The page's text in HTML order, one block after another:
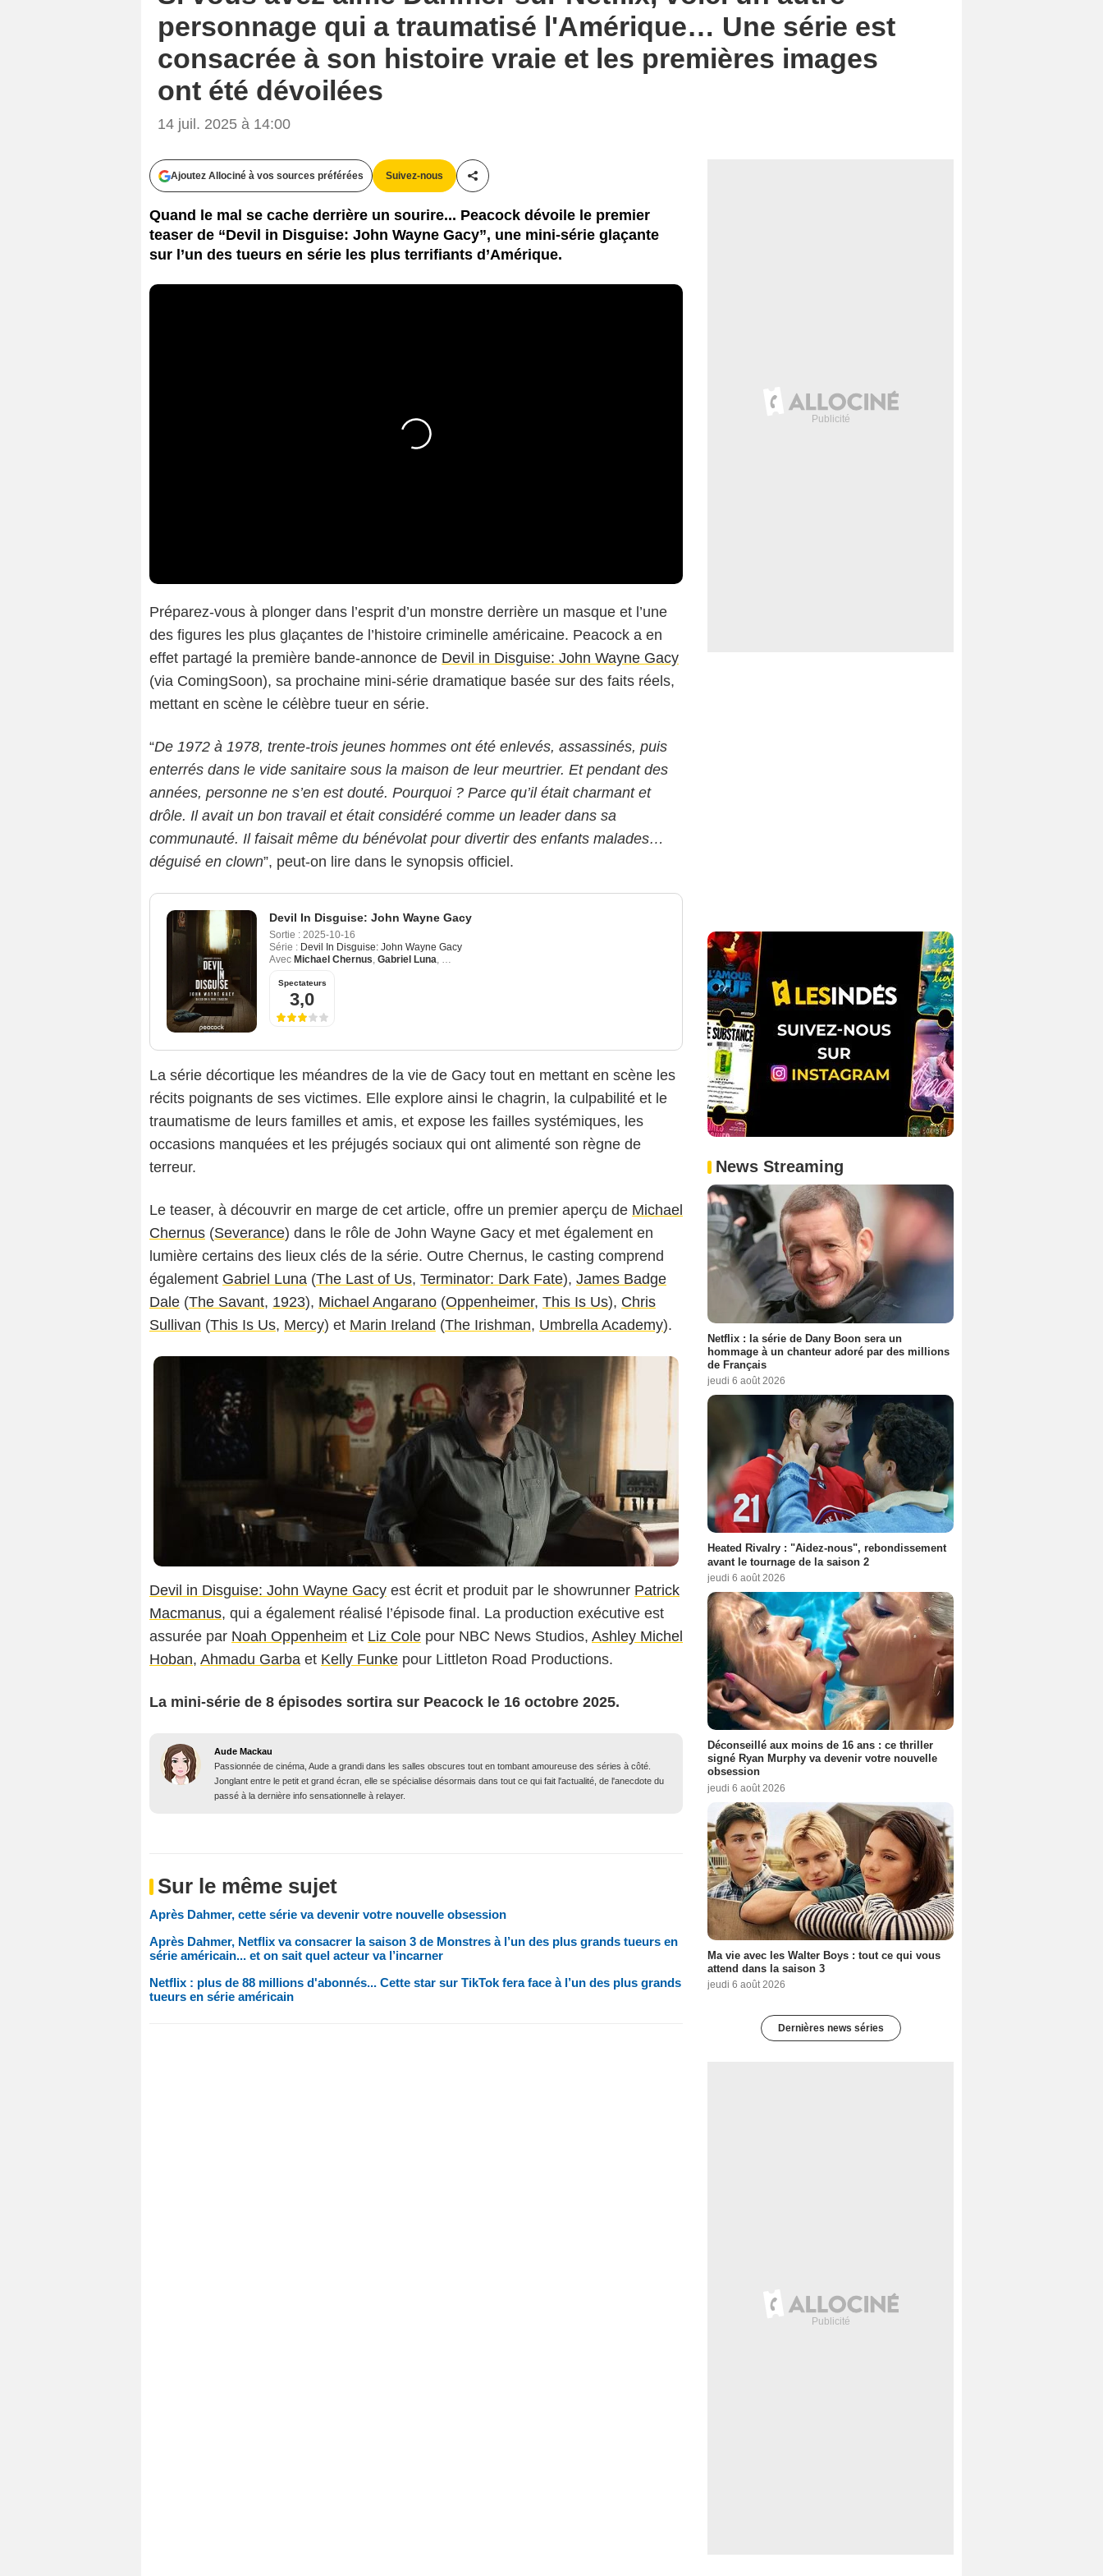
personnage qui a traumatisé l'Amérique… Une série est
consacrée à son histoire vraie et les premières images
ont été dévoilées
14 juil. 2025 à 14:00
Ajoutez Allociné à vos sources préférées Suivez-nous
Partager cet article
Quand le mal se cache derrière un sourire... Peacock dévoile le premier
teaser de “Devil in Disguise: John Wayne Gacy”, une mini-série glaçante
sur l’un des tueurs en série les plus terrifiants d’Amérique.
Préparez-vous à plonger dans l’esprit d’un monstre derrière un masque et l’une
des figures les plus glaçantes de l’histoire criminelle américaine. Peacock a en
effet partagé la première bande-annonce de Devil in Disguise: John Wayne Gacy
(via ComingSoon), sa prochaine mini-série dramatique basée sur des faits réels,
mettant en scène le célèbre tueur en série.
“De 1972 à 1978, trente-trois jeunes hommes ont été enlevés, assassinés, puis
enterrés dans le vide sanitaire sous la maison de leur meurtrier. Et pendant des
années, personne ne s’en est douté. Pourquoi ? Parce qu’il était charmant et
drôle. Il avait un bon travail et était considéré comme un leader dans sa
communauté. Il faisait même du bénévolat pour divertir des enfants malades…
déguisé en clown”, peut-on lire dans le synopsis officiel.
Devil In Disguise: John Wayne Gacy
Sortie : 2025-10-16
Série : Devil In Disguise: John Wayne Gacy
Avec Michael Chernus, Gabriel Luna, James Badge Dale
Spectateurs
3,0
La série décortique les méandres de la vie de Gacy tout en mettant en scène les
récits poignants de ses victimes. Elle explore ainsi le chagrin, la culpabilité et le
traumatisme de leurs familles et amis, et expose les failles systémiques, les
occasions manquées et les préjugés sociaux qui ont alimenté son règne de
terreur.
Le teaser, à découvrir en marge de cet article, offre un premier aperçu de Michael
Chernus (Severance) dans le rôle de John Wayne Gacy et met également en
lumière certains des lieux clés de la série. Outre Chernus, le casting comprend
également Gabriel Luna (The Last of Us, Terminator: Dark Fate), James Badge
Dale (The Savant, 1923), Michael Angarano (Oppenheimer, This Is Us), Chris
Sullivan (This Is Us, Mercy) et Marin Ireland (The Irishman, Umbrella Academy).
Devil in Disguise: John Wayne Gacy est écrit et produit par le showrunner Patrick
Macmanus, qui a également réalisé l’épisode final. La production exécutive est
assurée par Noah Oppenheim et Liz Cole pour NBC News Studios, Ashley Michel
Hoban, Ahmadu Garba et Kelly Funke pour Littleton Road Productions.
La mini-série de 8 épisodes sortira sur Peacock le 16 octobre 2025.
Aude Mackau
Passionnée de cinéma, Aude a grandi dans les salles obscures tout en tombant amoureuse des séries à côté.
Jonglant entre le petit et grand écran, elle se spécialise désormais dans tout ce qui fait l'actualité, de l'anecdote du
passé à la dernière info sensationnelle à relayer.
Sur le même sujet
Après Dahmer, cette série va devenir votre nouvelle obsession
Après Dahmer, Netflix va consacrer la saison 3 de Monstres à l’un des plus grands tueurs en
série américain... et on sait quel acteur va l’incarner
Netflix : plus de 88 millions d'abonnés... Cette star sur TikTok fera face à l’un des plus grands
tueurs en série américain
News Streaming
Netflix : la série de Dany Boon sera un
hommage à un chanteur adoré par des millions
de Français
jeudi 6 août 2026
Heated Rivalry : "Aidez-nous", rebondissement
avant le tournage de la saison 2
jeudi 6 août 2026
Déconseillé aux moins de 16 ans : ce thriller
signé Ryan Murphy va devenir votre nouvelle
obsession
jeudi 6 août 2026
Ma vie avec les Walter Boys : tout ce qui vous
attend dans la saison 3
jeudi 6 août 2026
Dernières news séries